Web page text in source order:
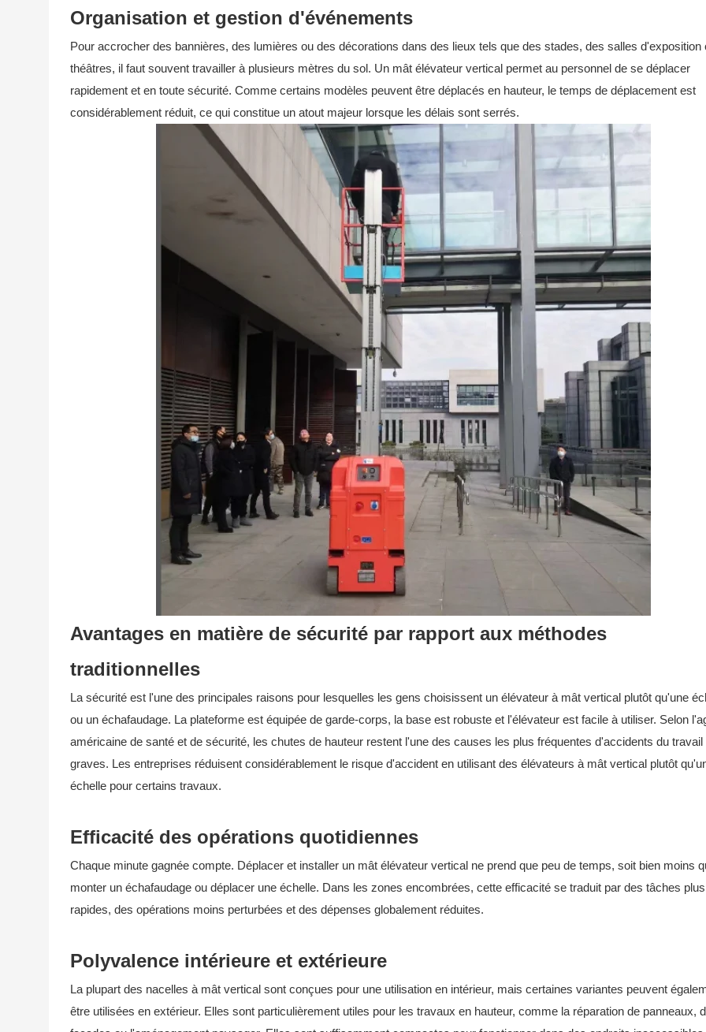
Organisation et gestion d'événements
Pour accrocher des bannières, des lumières ou des décorations dans des lieux tels que des stades, des salles d'exposition
théâtres, il faut souvent travailler à plusieurs mètres du sol. Un mât élévateur vertical permet au personnel de se déplacer
rapidement et en toute sécurité. Comme certains modèles peuvent être déplacés en hauteur, le temps de déplacement est
considérablement réduit, ce qui constitue un atout majeur lorsque les délais sont serrés.
Avantages en matière de sécurité par rapport aux méthodes
traditionnelles
La sécurité est l'une des principales raisons pour lesquelles les gens choisissent un élévateur à mât vertical plutôt qu'une
ou un échafaudage. La plateforme est équipée de garde-corps, la base est robuste et l'élévateur est facile à utiliser. Selon
américaine de santé et de sécurité, les chutes de hauteur restent l'une des causes les plus fréquentes d'accidents du travail
graves. Les entreprises réduisent considérablement le risque d'accident en utilisant des élévateurs à mât vertical plutôt
échelle pour certains travaux.
Efficacité des opérations quotidiennes
Chaque minute gagnée compte. Déplacer et installer un mât élévateur vertical ne prend que peu de temps, soit bien moins
monter un échafaudage ou déplacer une échelle. Dans les zones encombrées, cette efficacité se traduit par des tâches plus
rapides, des opérations moins perturbées et des dépenses globalement réduites.
Polyvalence intérieure et extérieure
La plupart des nacelles à mât vertical sont conçues pour une utilisation en intérieur, mais certaines variantes peuvent
être utilisées en extérieur. Elles sont particulièrement utiles pour les travaux en hauteur, comme la réparation de panneaux,